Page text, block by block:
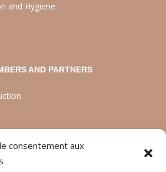
consentement aux
and Hygiene
AND PARTNERS
& Développement